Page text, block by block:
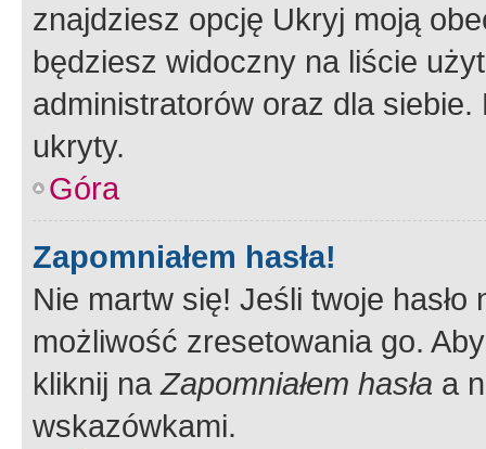
znajdziesz opcję Ukryj moją
będziesz widoczny na liście
administratorów oraz dla
ukryty.
Góra
Zapomniałem hasła!
Nie martw się! Jeśli twoje
możliwość zresetowania go.
kliknij naZapomniałem hasła a
wskazówkami.